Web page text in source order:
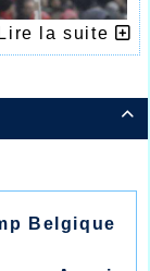

Belgique
CROSS-
Lire la suite